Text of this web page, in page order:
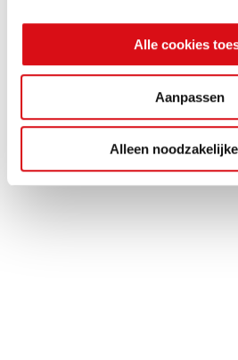
Alle cookies
Aanpassen
Alleen